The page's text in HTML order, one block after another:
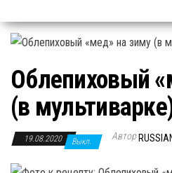
Облепиховый
(в
19.08.2020 Выкл. Автор